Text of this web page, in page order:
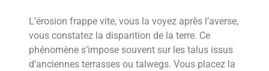
L’érosion frappe vite, vous la voyez après l’averse,
vous constatez la disparition de la terre. Ce
phénomène s’impose souvent sur les talus issus
d’anciennes terrasses ou talwegs. Vous placez la